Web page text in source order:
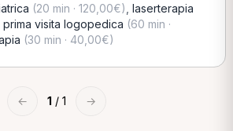
(20 min · 120,00€) laserterapia
prima visita logopedica (60 min ·
(30 min · 40,00€)
← 1 / 1 →